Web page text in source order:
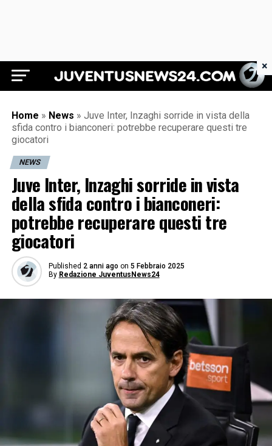
Juventus News 24
Home » News » Juve Inter, Inzaghi sorride in vista della
sfida contro i bianconeri: potrebbe recuperare questi tre
giocatori
NEWS
Juve Inter, Inzaghi sorride in vista
della sfida contro i bianconeri:
potrebbe recuperare questi tre
giocatori
Published 2 anni ago on 5 Febbraio 2025
By Redazione JuventusNews24
×